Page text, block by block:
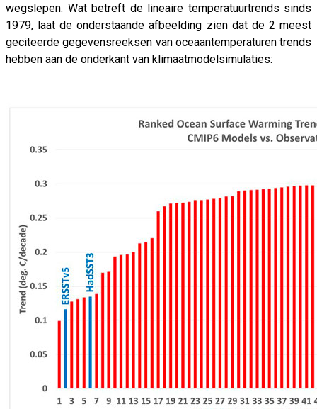
wegslepen. Wat betreft de lineaire temperatuurtrends sinds
1979, laat de onderstaande afbeelding zien dat de 2 meest
geciteerde gegevensreeksen van oceaantemperaturen trends
hebben aan de onderkant van klimaatmodelsimulaties: